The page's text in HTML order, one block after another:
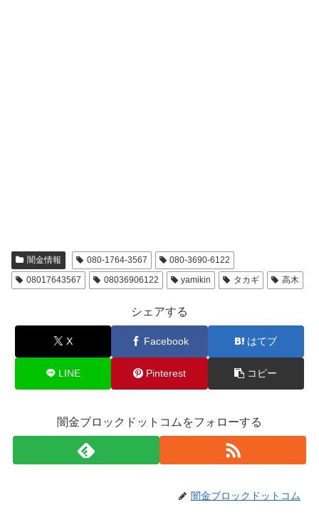
闇金情報 080-1764-3567
080-3690-6122
08017643567
08036906122 yamikin タカギ 高木
シェアする
X Facebook はてブ
LINE Pinterest コピー
闇金ブロックドットコムをフォローする
闇金ブロックドットコム